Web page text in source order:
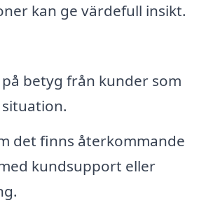
kan ge värdefull insikt.
på betyg från kunder som
det finns återkommande
kundsupport eller